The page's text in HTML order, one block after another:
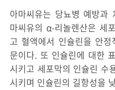
아마씨유는 당뇨병 예방과
마씨유의 α-리놀렌산은 세
고 혈액에서 인슐린을 안
문이다. 또 인슐린에 대한
시키고 세포막의 인슐린 수
시키며 인슐린의 길항성을